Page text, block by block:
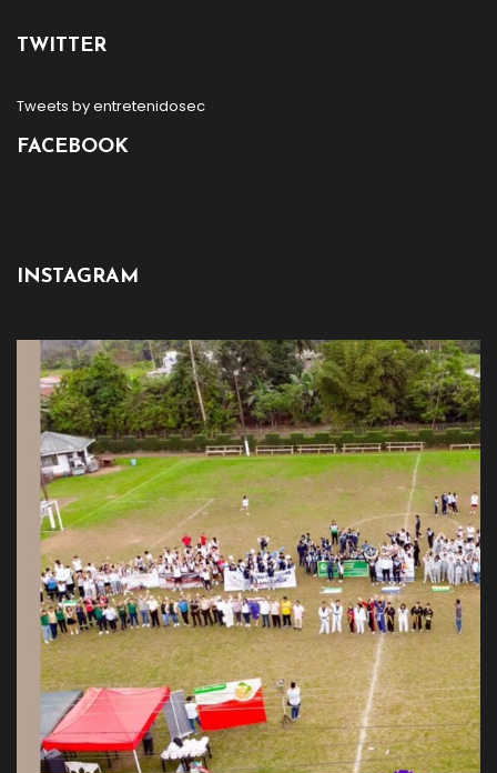
TWITTER
Tweets by entretenidosec
FACEBOOK
INSTAGRAM